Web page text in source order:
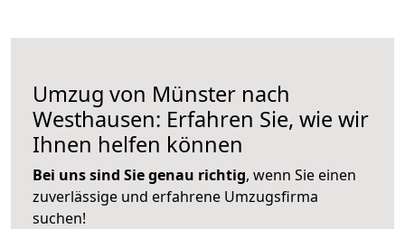
Umzug von Münster nach
Westhausen: Erfahren Sie, wie wir
Ihnen helfen können
Bei uns sind Sie genau richtig, wenn Sie einen
zuverlässige und erfahrene Umzugsfirma
suchen!